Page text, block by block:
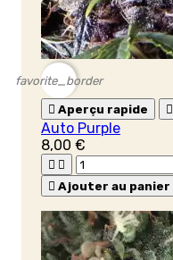
favorite_border
 Aperçu rapide 
Auto Purple
8,00 €
 
 Ajouter au panier